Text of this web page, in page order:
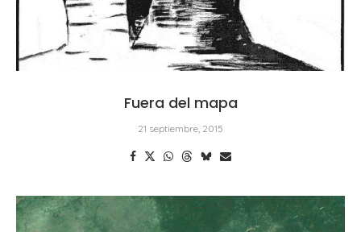
Fuera del mapa
21 septiembre, 2015